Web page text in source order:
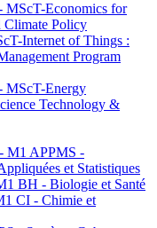
MScT-Economics for
Climate Policy
Internet of Things :
Program
MScT-Energy
Technology &
M1 APPMS -
et Statistiques
BH - Biologie et Santé
CI - Chimie et